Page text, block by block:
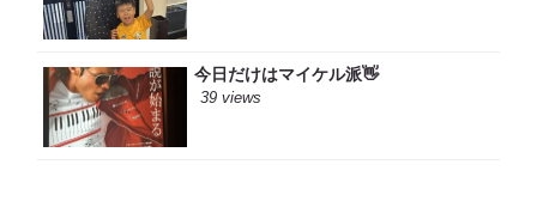
今日だけはマイケル派👋
39 views